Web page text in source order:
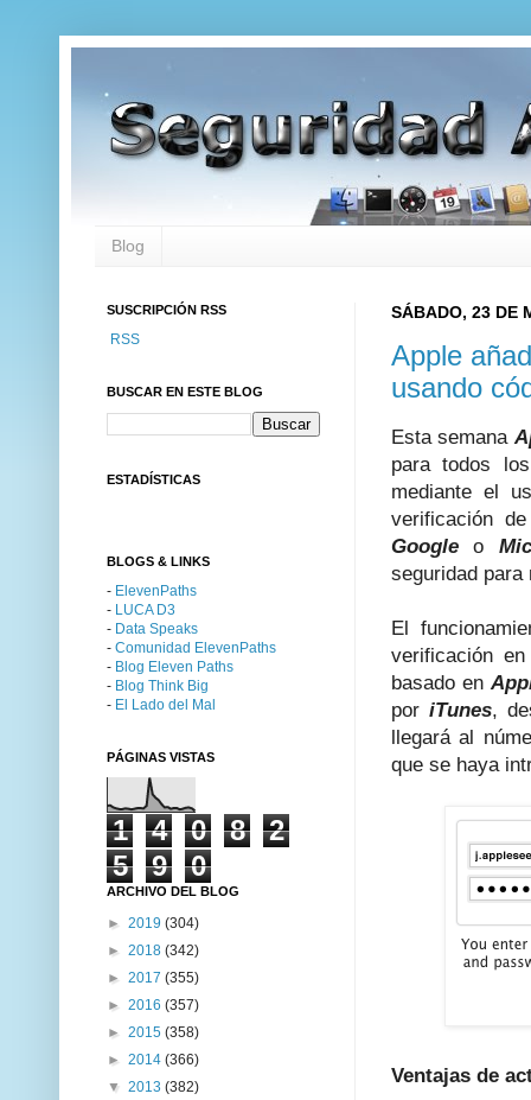
Blog
SÁBADO, 23 DE
Apple
usando
Esta semana
para todos
mediante el
verificación
Google o
seguridad para
El
verificación
basado en
por iTunes,
llegará al
que se haya
Ventajas de
SUSCRIPCIÓN RSS
RSS
BUSCAR EN ESTE BLOG
ESTADÍSTICAS
BLOGS & LINKS
- ElevenPaths
- LUCA D3
- Data Speaks
- Comunidad ElevenPaths
- Blog Eleven Paths
- Blog Think Big
- El Lado del Mal
PÁGINAS VISTAS
1 4 0 8
2
5
9 0
ARCHIVO DEL BLOG
► 2019 (304)
► 2018 (342)
► 2017 (355)
► 2016 (357)
► 2015 (358)
► 2014 (366)
▼ 2013 (382)